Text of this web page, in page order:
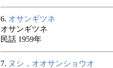
6. オサンギツネ
オサンギツネ
民話 1959年
7. ヌシ，オオサンショウオ